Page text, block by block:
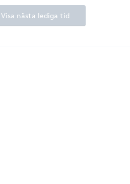
Visa nästa lediga tid